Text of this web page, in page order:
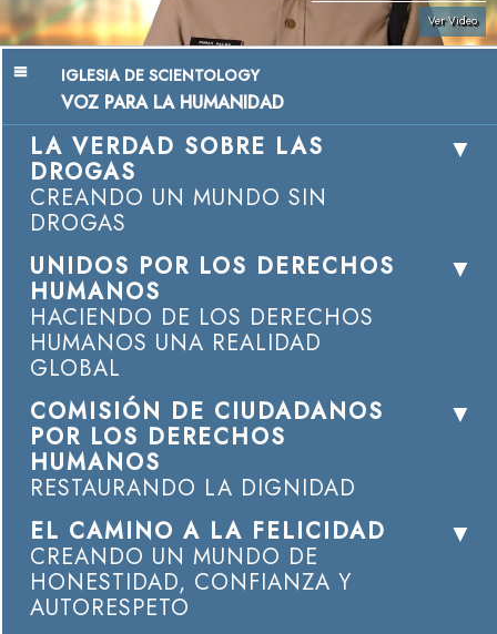
Ver Video
IGLESIA DE SCIENTOLOGY
VOZ PARA LA HUMANIDAD
LA VERDAD SOBRE LAS
DROGAS
CREANDO UN MUNDO SIN
DROGAS
UNIDOS POR LOS DERECHOS
HUMANOS
HACIENDO DE LOS DERECHOS
HUMANOS UNA REALIDAD
GLOBAL
COMISIÓN DE CIUDADANOS
POR LOS DERECHOS
HUMANOS
RESTAURANDO LA DIGNIDAD
EL CAMINO A LA FELICIDAD
CREANDO UN MUNDO DE
HONESTIDAD, CONFIANZA Y
AUTORESPETO